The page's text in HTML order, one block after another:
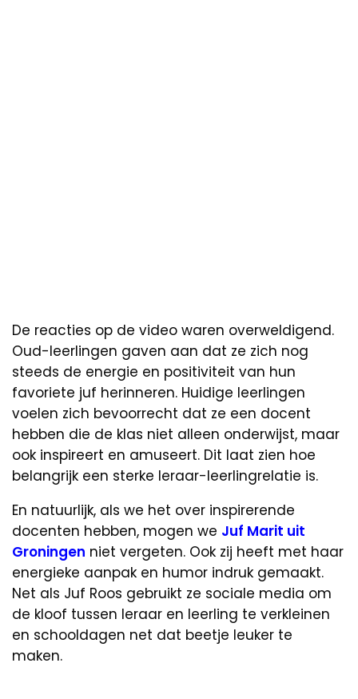
De reacties op de video waren overweldigend.
Oud-leerlingen gaven aan dat ze zich nog
steeds de energie en positiviteit van hun
favoriete juf herinneren. Huidige leerlingen
voelen zich bevoorrecht dat ze een docent
hebben die de klas niet alleen onderwijst, maar
ook inspireert en amuseert. Dit laat zien hoe
belangrijk een sterke leraar-leerlingrelatie is.
En natuurlijk, als we het over inspirerende
docenten hebben, mogen we Juf Marit uit
Groningen niet vergeten. Ook zij heeft met haar
energieke aanpak en humor indruk gemaakt.
Net als Juf Roos gebruikt ze sociale media om
de kloof tussen leraar en leerling te verkleinen
en schooldagen net dat beetje leuker te
maken.